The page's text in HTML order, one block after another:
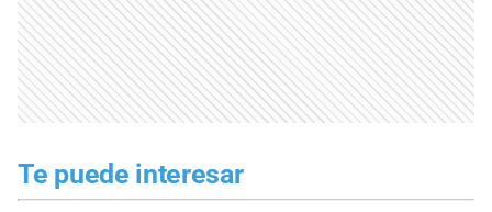
Te puede interesar